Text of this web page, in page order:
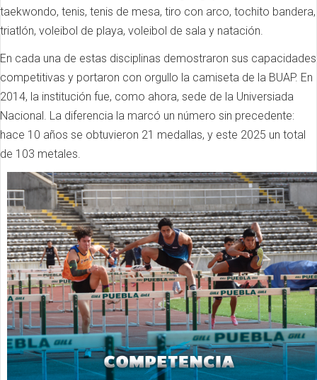
taekwondo, tenis, tenis de mesa, tiro con arco, tochito bandera,
triatlón, voleibol de playa, voleibol de sala y natación.
En cada una de estas disciplinas demostraron sus capacidades
competitivas y portaron con orgullo la camiseta de la BUAP. En
2014, la institución fue, como ahora, sede de la Universiada
Nacional. La diferencia la marcó un número sin precedente:
hace 10 años se obtuvieron 21 medallas, y este 2025 un total
de 103 metales.